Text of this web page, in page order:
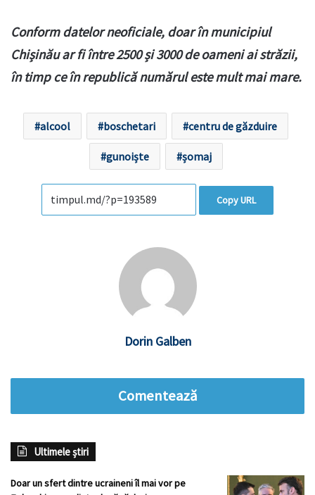
Conform datelor neoficiale, doar în municipiul
Chișinău ar fi între 2500 și 3000 de oameni ai străzii,
în timp ce în republică numărul este mult mai mare.
alcool boschetari centru de găzduire
gunoiște șomaj
Copy URL
Dorin Galben
Comentează
Ultimele știri
Doar un sfert dintre ucraineni îl mai vor pe